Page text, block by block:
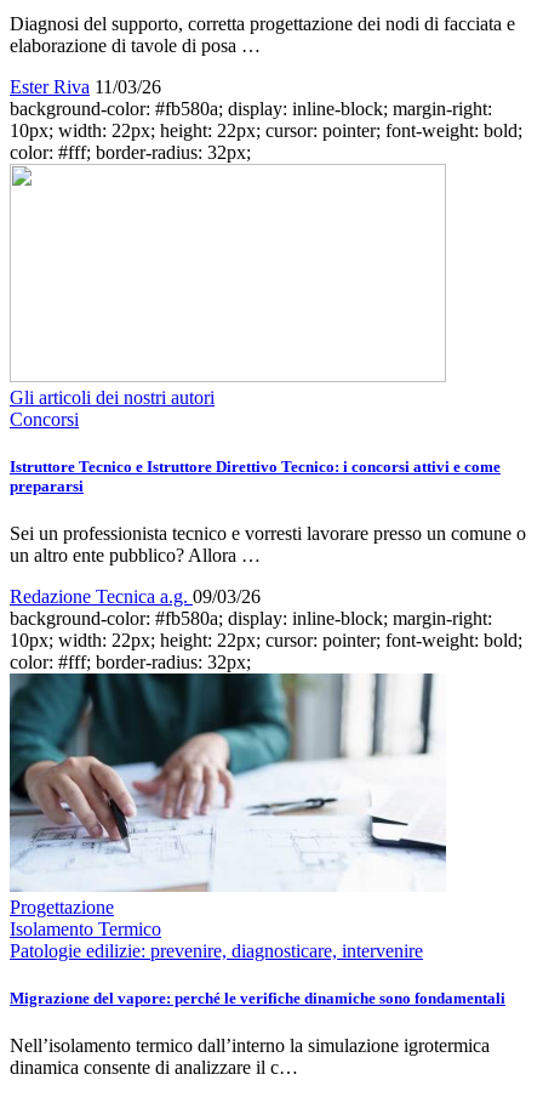
Diagnosi del supporto, corretta progettazione dei nodi di facciata e
elaborazione di tavole di posa …
Ester Riva 11/03/26
background-color: #fb580a; display: inline-block; margin-right:
10px; width: 22px; height: 22px; cursor: pointer; font-weight: bold;
color: #fff; border-radius: 32px;
Gli articoli dei nostri autori
Concorsi
Istruttore Tecnico e Istruttore Direttivo Tecnico: i concorsi attivi e come
prepararsi
Sei un professionista tecnico e vorresti lavorare presso un comune o
un altro ente pubblico? Allora …
Redazione Tecnica a.g. 09/03/26
background-color: #fb580a; display: inline-block; margin-right:
10px; width: 22px; height: 22px; cursor: pointer; font-weight: bold;
color: #fff; border-radius: 32px;
Progettazione
Isolamento Termico
Patologie edilizie: prevenire, diagnosticare, intervenire
Migrazione del vapore: perché le verifiche dinamiche sono fondamentali
Nell’isolamento termico dall’interno la simulazione igrotermica
dinamica consente di analizzare il c…